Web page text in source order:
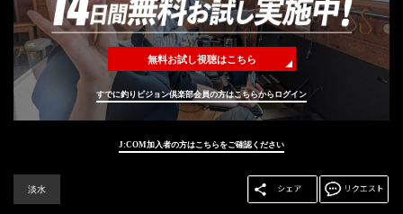
無料お試し視聴はこちら
すでに釣りビジョン倶楽部会員の方はこちらからログイン
J:COM加入者の方はこちらをご確認ください
淡水